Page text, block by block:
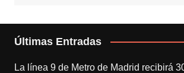
Últimas Entradas
La línea 9 de Metro de Madrid recibirá